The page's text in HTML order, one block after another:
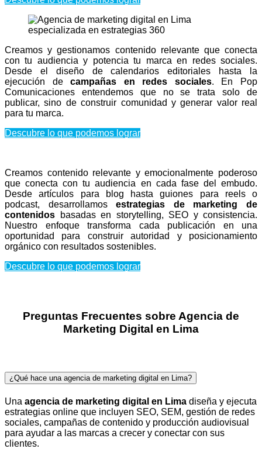
Creamos y gestionamos contenido relevante que conecta
con tu audiencia y potencia tu marca en redes sociales.
Desde el diseño de calendarios editoriales hasta la
ejecución decampañas en redes sociales. En Pop
Comunicaciones entendemos que no se trata solo de
publicar, sino de construir comunidad y generar valor real
para tu marca.
Descubre lo que podemos lograr
Creamos contenido relevante y emocionalmente poderoso
que conecta con tu audiencia en cada fase del embudo.
Desde artículos para blog hasta guiones para reels o
podcast, desarrollamosestrategias de marketing de
contenidos basadas en storytelling, SEO y consistencia.
Nuestro enfoque transforma cada publicación en una
oportunidad para construir autoridad y posicionamiento
orgánico con resultados sostenibles.
Descubre lo que podemos lograr
Preguntas Frecuentes sobre Agencia de
Marketing Digital en Lima
¿Qué hace una agencia de marketing digital en Lima?
Una agencia de marketing digital en Lima diseña y ejecuta
estrategias online que incluyen SEO, SEM, gestión de redes
sociales, campañas de contenido y producción audiovisual
para ayudar a las marcas a crecer y conectar con sus
clientes.